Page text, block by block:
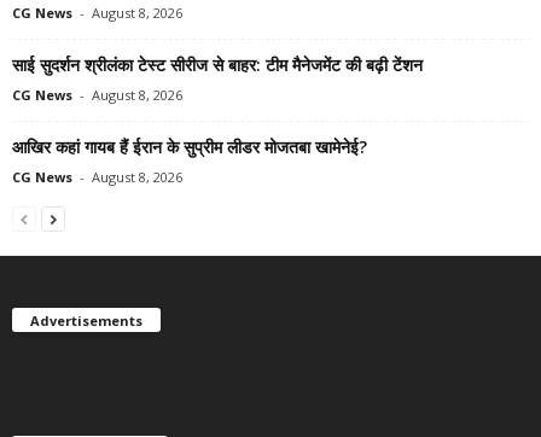
CG News - August 8, 2026
साई सुदर्शन श्रीलंका टेस्ट सीरीज से बाहर: टीम मैनेजमेंट की बढ़ी टेंशन
CG News - August 8, 2026
आखिर कहां गायब हैं ईरान के सुप्रीम लीडर मोजतबा खामेनेई?
CG News - August 8, 2026
Advertisements